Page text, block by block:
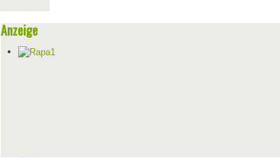
Anzeige